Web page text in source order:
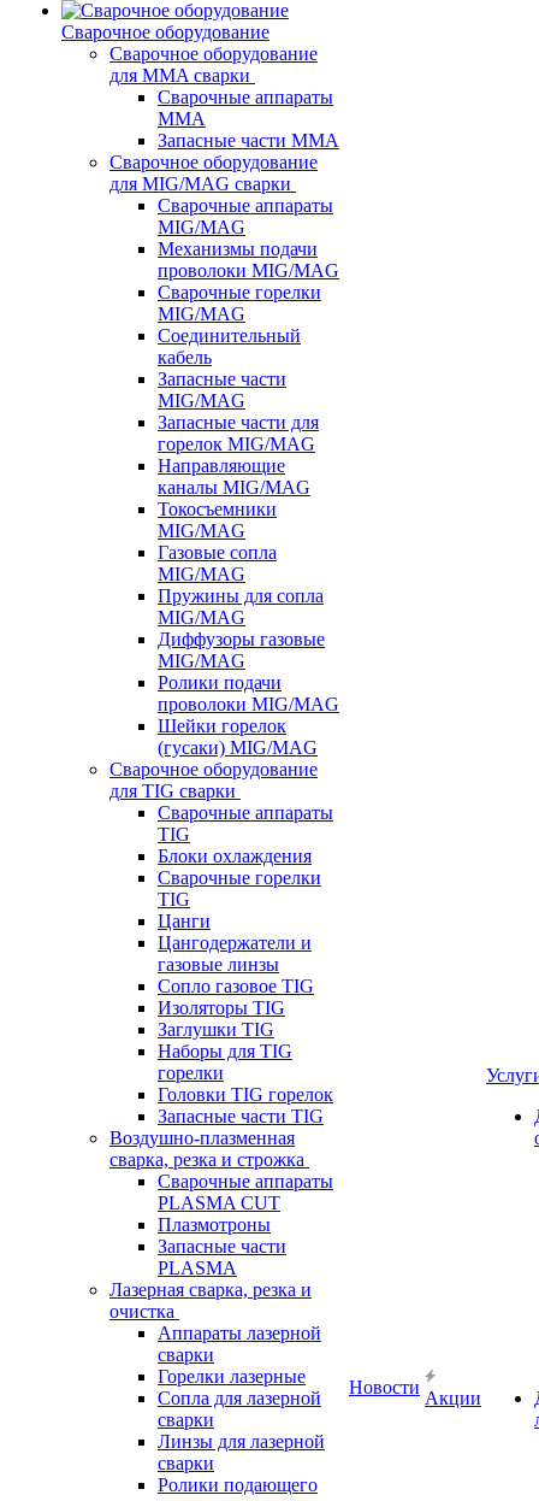
Сварочное оборудование
Сварочное оборудование
для MMA сварки
Сварочные аппараты
MMA
Запасные части MMA
Сварочное оборудование
для MIG/MAG сварки
Сварочные аппараты
MIG/MAG
Механизмы подачи
проволоки MIG/MAG
Сварочные горелки
MIG/MAG
Соединительный
кабель
Запасные части
MIG/MAG
Запасные части для
горелок MIG/MAG
Направляющие
каналы MIG/MAG
Токосъемники
MIG/MAG
Газовые сопла
MIG/MAG
Пружины для сопла
MIG/MAG
Диффузоры газовые
MIG/MAG
Ролики подачи
проволоки MIG/MAG
Шейки горелок
(гусаки) MIG/MAG
Сварочное оборудование
для TIG сварки
Сварочные аппараты
TIG
Блоки охлаждения
Сварочные горелки
TIG
Цанги
Цангодержатели и
газовые линзы
Сопло газовое TIG
Изоляторы TIG
Заглушки TIG
Наборы для TIG
горелки
Головки TIG горелок
Запасные части TIG
Воздушно-плазменная
сварка, резка и строжка
Сварочные аппараты
PLASMA CUT
Плазмотроны
Запасные части
PLASMA
Лазерная сварка, резка и
очистка
Аппараты лазерной
сварки
Горелки лазерные
Сопла для лазерной
сварки
Линзы для лазерной
сварки
Ролики подающего
Новости
Акции